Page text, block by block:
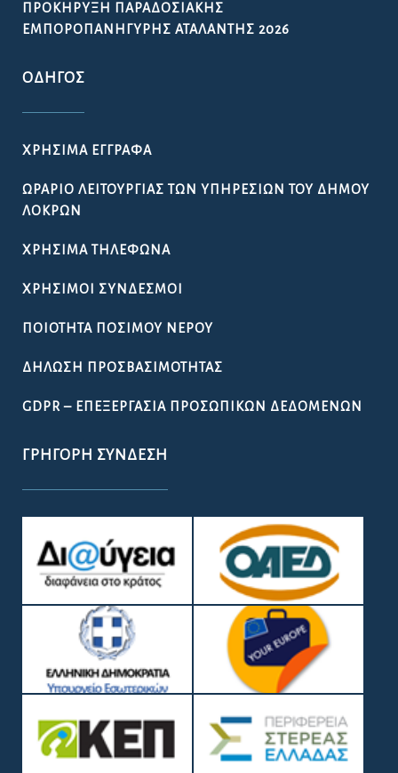
ΠΡΟΚΉΡΥΞΗ ΠΑΡΑΔΟΣΙΑΚΉΣ
ΕΜΠΟΡΟΠΑΝΉΓΥΡΗΣ ΑΤΑΛΆΝΤΗΣ 2026
ΟΔΗΓΌΣ
ΧΡΉΣΙΜΑ ΈΓΓΡΑΦΑ
ΩΡΆΡΙΟ ΛΕΙΤΟΥΡΓΊΑΣ ΤΩΝ ΥΠΗΡΕΣΙΏΝ ΤΟΥ ΔΉΜΟΥ
ΛΟΚΡΏΝ
ΧΡΉΣΙΜΑ ΤΗΛΈΦΩΝΑ
ΧΡΉΣΙΜΟΙ ΣΎΝΔΕΣΜΟΙ
ΠΟΙΌΤΗΤΑ ΠΌΣΙΜΟΥ ΝΕΡΟΎ
ΔΉΛΩΣΗ ΠΡΟΣΒΑΣΙΜΌΤΗΤΑΣ
GDPR – ΕΠΕΞΕΡΓΑΣΙΑ ΠΡΟΣΩΠΙΚΩΝ ΔΕΔΟΜΕΝΩΝ
ΓΡΉΓΟΡΗ ΣΎΝΔΕΣΗ